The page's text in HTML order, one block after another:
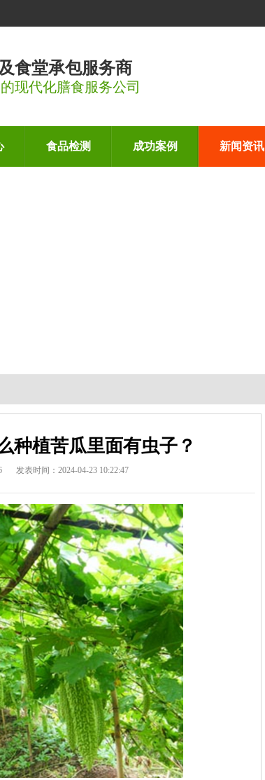
食堂承包服务商
现代化膳食服务公司
食品检测 成功案例 新闻资讯
种植苦瓜里面有虫子？
发表时间：2024-04-23 10:22:47